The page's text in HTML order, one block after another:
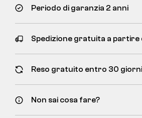
Periodo di garanzia 2 anni
Spedizione gratuita a partire
Reso gratuito entro 30 giorni
Non sai cosa fare?